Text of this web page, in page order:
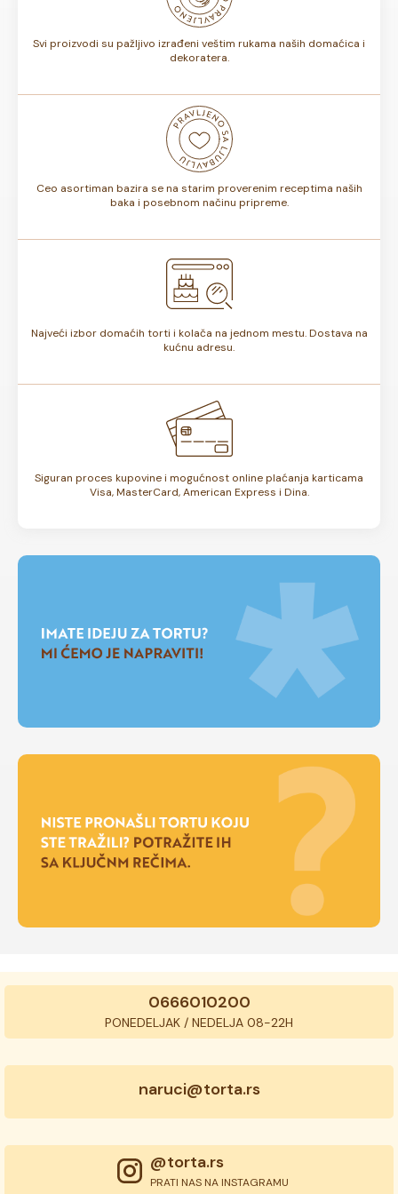
Svi proizvodi su pažljivo izrađeni veštim rukama naših domaćica i
dekoratera.
Ceo asortiman bazira se na starim proverenim receptima naših
baka i posebnom načinu pripreme.
Najveći izbor domaćih torti i kolača na jednom mestu. Dostava na
kućnu adresu.
Siguran proces kupovine i mogućnost online plaćanja karticama
Visa, MasterCard, American Express i Dina.
0666010200
PONEDELJAK / NEDELJA 08-22H
naruci@torta.rs
@torta.rs
PRATI NAS NA INSTAGRAMU